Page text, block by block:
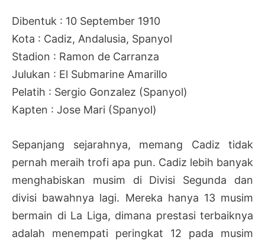
Dibentuk : 10 September 1910
Kota : Cadiz, Andalusia, Spanyol
Stadion : Ramon de Carranza
Julukan : El Submarine Amarillo
Pelatih : Sergio Gonzalez (Spanyol)
Kapten : Jose Mari (Spanyol)
Sepanjang sejarahnya, memang Cadiz tidak
pernah meraih trofi apa pun. Cadiz lebih banyak
menghabiskan musim di Divisi Segunda dan
divisi bawahnya lagi. Mereka hanya 13 musim
bermain di La Liga, dimana prestasi terbaiknya
adalah menempati peringkat 12 pada musim